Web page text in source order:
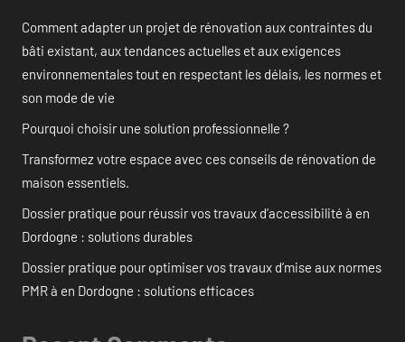
Comment adapter un projet de rénovation aux contraintes du
bâti existant, aux tendances actuelles et aux exigences
environnementales tout en respectant les délais, les normes et
son mode de vie
Pourquoi choisir une solution professionnelle ?
Transformez votre espace avec ces conseils de rénovation de
maison essentiels.
Dossier pratique pour réussir vos travaux d’accessibilité à en
Dordogne : solutions durables
Dossier pratique pour optimiser vos travaux d’mise aux normes
PMR à en Dordogne : solutions efficaces